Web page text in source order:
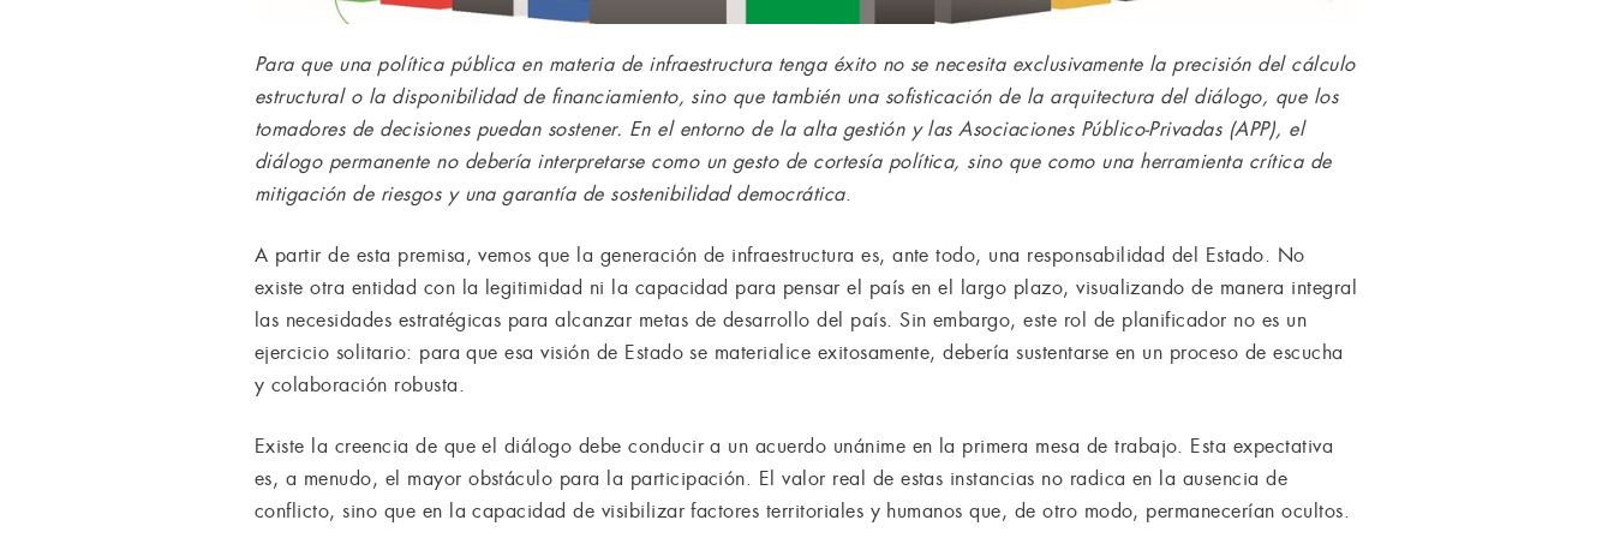
Para que una política pública en materia de infraestructura tenga éxito no se necesita exclusivamente la precisión del cálculo
estructural o la disponibilidad de financiamiento, sino que también una sofisticación de la arquitectura del diálogo, que los
tomadores de decisiones puedan sostener. En el entorno de la alta gestión y las Asociaciones Público-Privadas (APP), el
diálogo permanente no debería interpretarse como un gesto de cortesía política, sino que como una herramienta crítica de
mitigación de riesgos y una garantía de sostenibilidad democrática.
A partir de esta premisa, vemos que la generación de infraestructura es, ante todo, una responsabilidad del Estado. No
existe otra entidad con la legitimidad ni la capacidad para pensar el país en el largo plazo, visualizando de manera integral
las necesidades estratégicas para alcanzar metas de desarrollo del país. Sin embargo, este rol de planificador no es un
ejercicio solitario: para que esa visión de Estado se materialice exitosamente, debería sustentarse en un proceso de escucha
y colaboración robusta.
Existe la creencia de que el diálogo debe conducir a un acuerdo unánime en la primera mesa de trabajo. Esta expectativa
es, a menudo, el mayor obstáculo para la participación. El valor real de estas instancias no radica en la ausencia de
conflicto, sino que en la capacidad de visibilizar factores territoriales y humanos que, de otro modo, permanecerían ocultos.